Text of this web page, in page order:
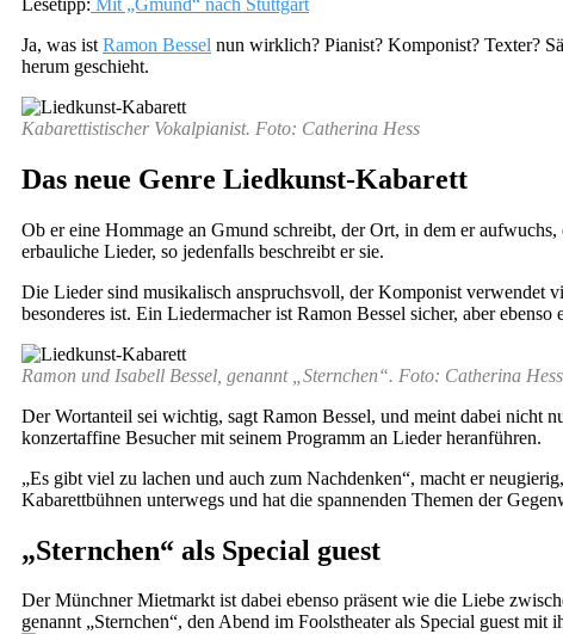
Ja, was ist Ramon Bessel nun wirklich? Pianist? Komponist? Texter?
herum geschieht.
Kabarettistischer Vokalpianist. Foto: Catherina Hess
Das neue Genre Liedkunst-Kabarett
Ob er eine Hommage an Gmund schreibt, der Ort, in dem er
erbauliche Lieder, so jedenfalls beschreibt er sie.
Die Lieder sind musikalisch anspruchsvoll, der Komponist verwendet
besonderes ist. Ein Liedermacher ist Ramon Bessel sicher, aber
Ramon und Isabell Bessel, genannt „Sternchen“. Foto: Catherina Hess
Der Wortanteil sei wichtig, sagt Ramon Bessel, und meint dabei nicht
konzertaffine Besucher mit seinem Programm an Lieder heranführen.
„Es gibt viel zu lachen und auch zum Nachdenken“, macht er
Kabarettbühnen unterwegs und hat die spannenden Themen der
„Sternchen“ als Special guest
Der Münchner Mietmarkt ist dabei ebenso präsent wie die Liebe
genannt „Sternchen“, den Abend im Foolstheater als Special guest